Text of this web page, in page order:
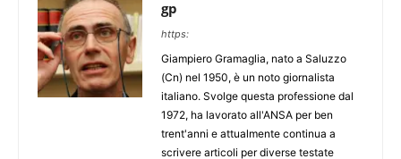
gp
https:
Giampiero Gramaglia, nato a Saluzzo
(Cn) nel 1950, è un noto giornalista
italiano. Svolge questa professione dal
1972, ha lavorato all'ANSA per ben
trent'anni e attualmente continua a
scrivere articoli per diverse testate